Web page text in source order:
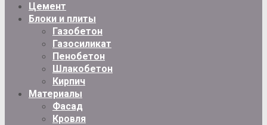
Цемент
Блоки и плиты
Газобетон
Газосиликат
Пенобетон
Шлакобетон
Кирпич
Материалы
Фасад
Кровля